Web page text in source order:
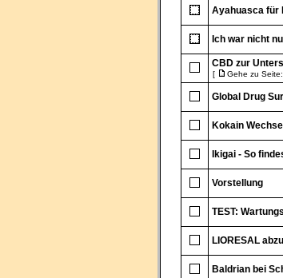
Ayahuasca für
Ich war nicht
CBD zur
[ Gehe zu Seite:
Global Drug
Kokain
Ikigai - So
Vorstellung
TEST:
LIORESAL
Baldrian bei